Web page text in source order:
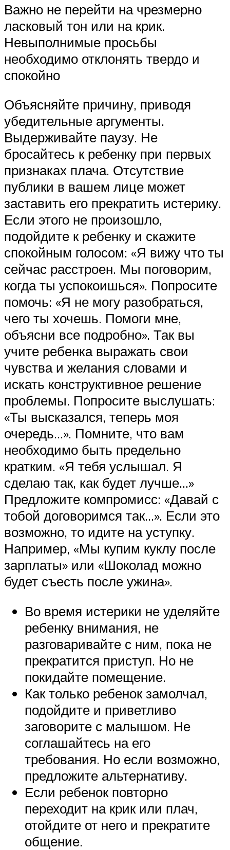
Важно не перейти на чрезмерно
ласковый тон или на крик.
Невыполнимые просьбы
необходимо отклонять твердо и
спокойно
Объясняйте причину, приводя
убедительные аргументы.
Выдерживайте паузу. Не
бросайтесь к ребенку при первых
признаках плача. Отсутствие
публики в вашем лице может
заставить его прекратить истерику.
Если этого не произошло,
подойдите к ребенку и скажите
спокойным голосом: «Я вижу что ты
сейчас расстроен. Мы поговорим,
когда ты успокоишься». Попросите
помочь: «Я не могу разобраться,
чего ты хочешь. Помоги мне,
объясни все подробно». Так вы
учите ребенка выражать свои
чувства и желания словами и
искать конструктивное решение
проблемы. Попросите выслушать:
«Ты высказался, теперь моя
очередь…». Помните, что вам
необходимо быть предельно
кратким. «Я тебя услышал. Я
сделаю так, как будет лучше…»
Предложите компромисс: «Давай с
тобой договоримся так…». Если это
возможно, то идите на уступку.
Например, «Мы купим куклу после
зарплаты» или «Шоколад можно
будет съесть после ужина».
Во время истерики не уделяйте
ребенку внимания, не
разговаривайте с ним, пока не
прекратится приступ. Но не
покидайте помещение.
Как только ребенок замолчал,
подойдите и приветливо
заговорите с малышом. Не
соглашайтесь на его
требования. Но если возможно,
предложите альтернативу.
Если ребенок повторно
переходит на крик или плач,
отойдите от него и прекратите
общение.